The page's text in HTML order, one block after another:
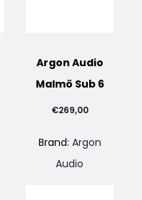
Argon Audio
Malmö Sub 6
€269,00
Brand: Argon
Audio